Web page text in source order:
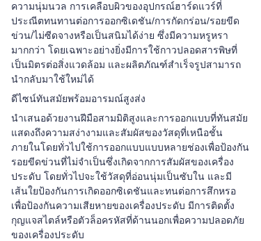
ความนุ่มนวล การเคลือบผิวของอุปกรณ์ฮาร์ดแวร์ที่
ประณีตทนทานต่อการออกซิเดชัน/การกัดกร่อน/รอยขีด
ข่วน/ไม่ซีดจางหรือเป็นสนิมได้ง่าย ซึ่งมีความหรูหรา
มากกว่า โดยเฉพาะอย่างยิ่งมีการใช้กาวปลอดสารพิษที่
เป็นมิตรต่อสิ่งแวดล้อม และผลิตภัณฑ์สำเร็จรูปสามารถ
นำกลับมาใช้ใหม่ได้
ดีไซน์ทันสมัยพร้อมอารมณ์สูงส่ง
นำเสนอด้วยงานฝีมือสามมิติสูงและการออกแบบที่ทันสมัย
แสดงถึงความสง่างามและสัมผัสของวัสดุที่เหนือชั้น
ภายในโดยทั่วไปใช้การออกแบบแบบหลายช่องเพื่อป้องกัน
รอยขีดข่วนที่ไม่จำเป็นซึ่งเกิดจากการสัมผัสของเครื่อง
ประดับ โดยทั่วไปจะใช้วัสดุที่อ่อนนุ่มเป็นซับใน และมี
เส้นใยป้องกันการเกิดออกซิเดชันและทนต่อการสึกหรอ
เพื่อป้องกันความเสียหายของเครื่องประดับ มีการติดตั้ง
กุญแจสไตล์หรือตัวล็อครหัสที่ด้านนอกเพื่อความปลอดภัย
ของเครื่องประดับ